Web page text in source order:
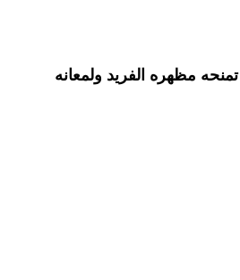
مظهره الفريد ولمعانه